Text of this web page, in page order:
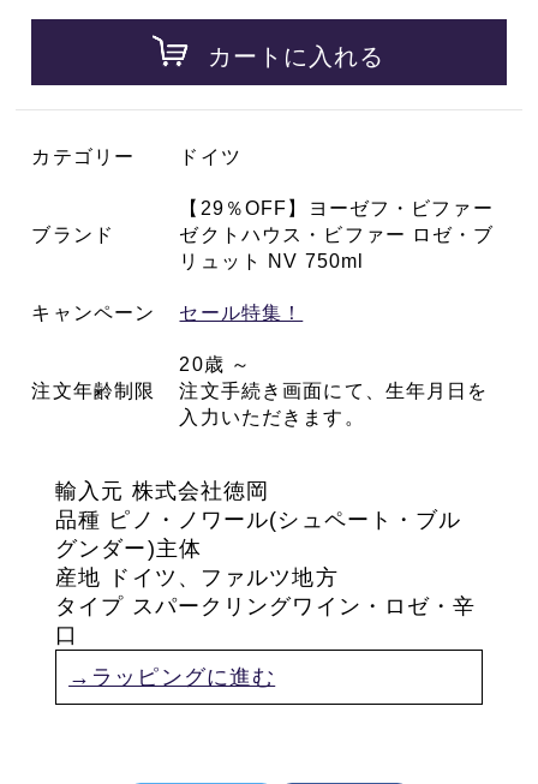
カートに入れる
カテゴリー ドイツ
ブランド
【29％OFF】ヨーゼフ・ビファー
ゼクトハウス・ビファー ロゼ・ブ
リュット NV 750ml
キャンペーン セール特集！
注文年齢制限
20歳 ～
注文手続き画面にて、生年月日を
入力いただきます。
輸入元 株式会社徳岡
品種 ピノ・ノワール(シュペート・ブル
グンダー)主体
産地 ドイツ、ファルツ地方
タイプ スパークリングワイン・ロゼ・辛
口
→ラッピングに進む